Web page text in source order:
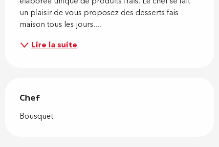
un plaisir de vous proposez des desserts fais
maison tous les jours....
Lire la suite
Chef
Chef
Bousquet